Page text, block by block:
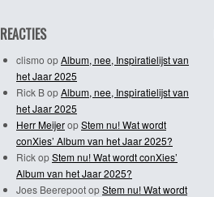
REACTIES
clismo opAlbum, nee, Inspiratielijst van
het Jaar 2025
Rick BopAlbum, nee, Inspiratielijst van
het Jaar 2025
Herr MeijeropStem nu! Wat wordt
conXies’ Album van het Jaar 2025?
RickopStem nu! Wat wordt conXies’
Album van het Jaar 2025?
Joes BeerepootopStem nu! Wat wordt